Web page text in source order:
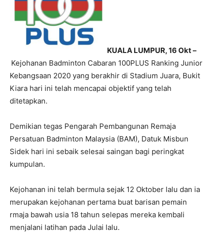
KUALA LUMPUR, 16 Okt –
Kejohanan Badminton Cabaran 100PLUS Ranking Junior
Kebangsaan 2020 yang berakhir di Stadium Juara, Bukit
Kiara hari ini telah mencapai objektif yang telah
ditetapkan.
Demikian tegas Pengarah Pembangunan Remaja
Persatuan Badminton Malaysia (BAM), Datuk Misbun
Sidek hari ini sebaik selesai saingan bagi peringkat
kumpulan.
Kejohanan ini telah bermula sejak 12 Oktober lalu dan ia
merupakan kejohanan pertama buat barisan pemain
rmaja bawah usia 18 tahun selepas mereka kembali
menjalani latihan pada Julai lalu.